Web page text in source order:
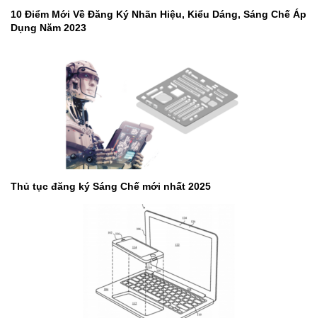
10 Điểm Mới Về Đăng Ký Nhãn Hiệu, Kiểu Dáng, Sáng Chế Áp
Dụng Năm 2023
Thủ tục đăng ký Sáng Chế mới nhất 2025